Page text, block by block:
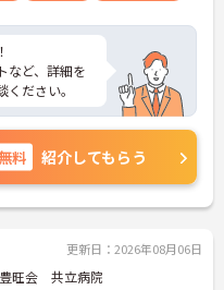
など、詳細を
ださい。
料 紹介してもらう
更新日：2026年08月06日
旺会 共立病院